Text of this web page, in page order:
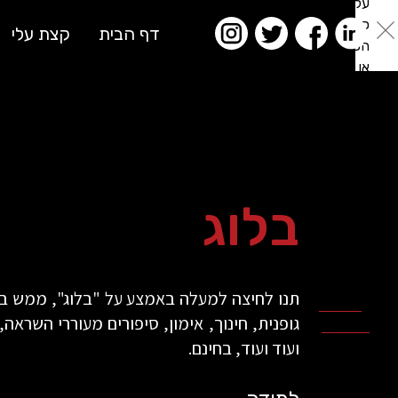
דף הבית קצת עלי
כפתור
הסגירה
או
בלוג
תנו לחיצה למעלה באמצע על "בלוג", ממש
גופנית, חינוך, אימון, סיפורים מעוררי
ועוד ועוד, בחינם.